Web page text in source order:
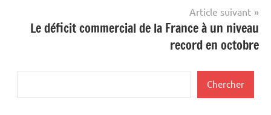
Article suivant
Le déficit commercial de la France à un niveau
record en octobre
Chercher